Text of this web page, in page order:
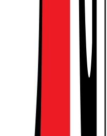
(via 5G) 24
Utrustning (via 5G) 24
24 månader